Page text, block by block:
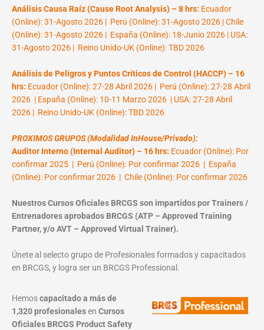
Análisis Causa Raíz (Cause Root Analysis) – 8 hrs: Ecuador
(Online): 31-Agosto 2026 | Perú (Online): 31-Agosto 2026 | Chile
(Online): 31-Agosto 2026 | España (Online): 18-Junio 2026 | USA:
31-Agosto 2026 | Reino Unido-UK (Online): TBD 2026
Análisis de Peligros y Puntos Críticos de Control (HACCP) – 16
hrs: Ecuador (Online): 27-28 Abril 2026 | Perú (Online): 27-28 Abril
2026 | España (Online): 10-11 Marzo 2026 | USA: 27-28 Abril
2026 | Reino Unido-UK (Online): TBD 2026
PROXIMOS GRUPOS (Modalidad InHouse/Privado):
Auditor Interno (Internal Auditor) – 16 hrs: Ecuador (Online): Por
confirmar 2025 | Perú (Online): Por confirmar 2026 | España
(Online): Por confirmar 2026 | Chile (Online): Por confirmar 2026
Nuestros Cursos Oficiales BRCGS son impartidos por Trainers /
Entrenadores aprobados BRCGS (ATP – Approved Training
Partner, y/o AVT – Approved Virtual Trainer).
Únete al selecto grupo de Profesionales formados y capacitados
en BRCGS, y logra ser un BRCGS Professional.
Hemoscapacitado a más de
1,320 profesionalesen Cursos
Oficiales BRCGS Product Safety